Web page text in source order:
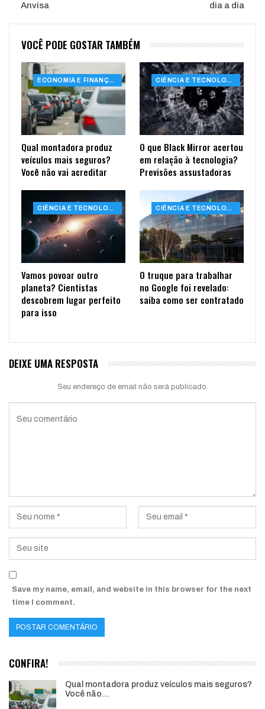
Anvisa
dia a dia
VOCÊ PODE GOSTAR TAMBÉM
ECONOMIA E FINANÇAS
Qual montadora produz
veículos mais seguros?
Você não vai acreditar
CIÊNCIA E TECNOLOGIA
O que Black Mirror acertou
em relação à tecnologia?
Previsões assustadoras
CIÊNCIA E TECNOLOGIA
Vamos povoar outro
planeta? Cientistas
descobrem lugar perfeito
para isso
CIÊNCIA E TECNOLOGIA
O truque para trabalhar
no Google foi revelado:
saiba como ser contratado
DEIXE UMA RESPOSTA
Seu endereço de email não será publicado.
Save my name, email, and website in this browser for the next
time I comment.
CONFIRA!
Qual montadora produz veículos mais seguros?
Você não…